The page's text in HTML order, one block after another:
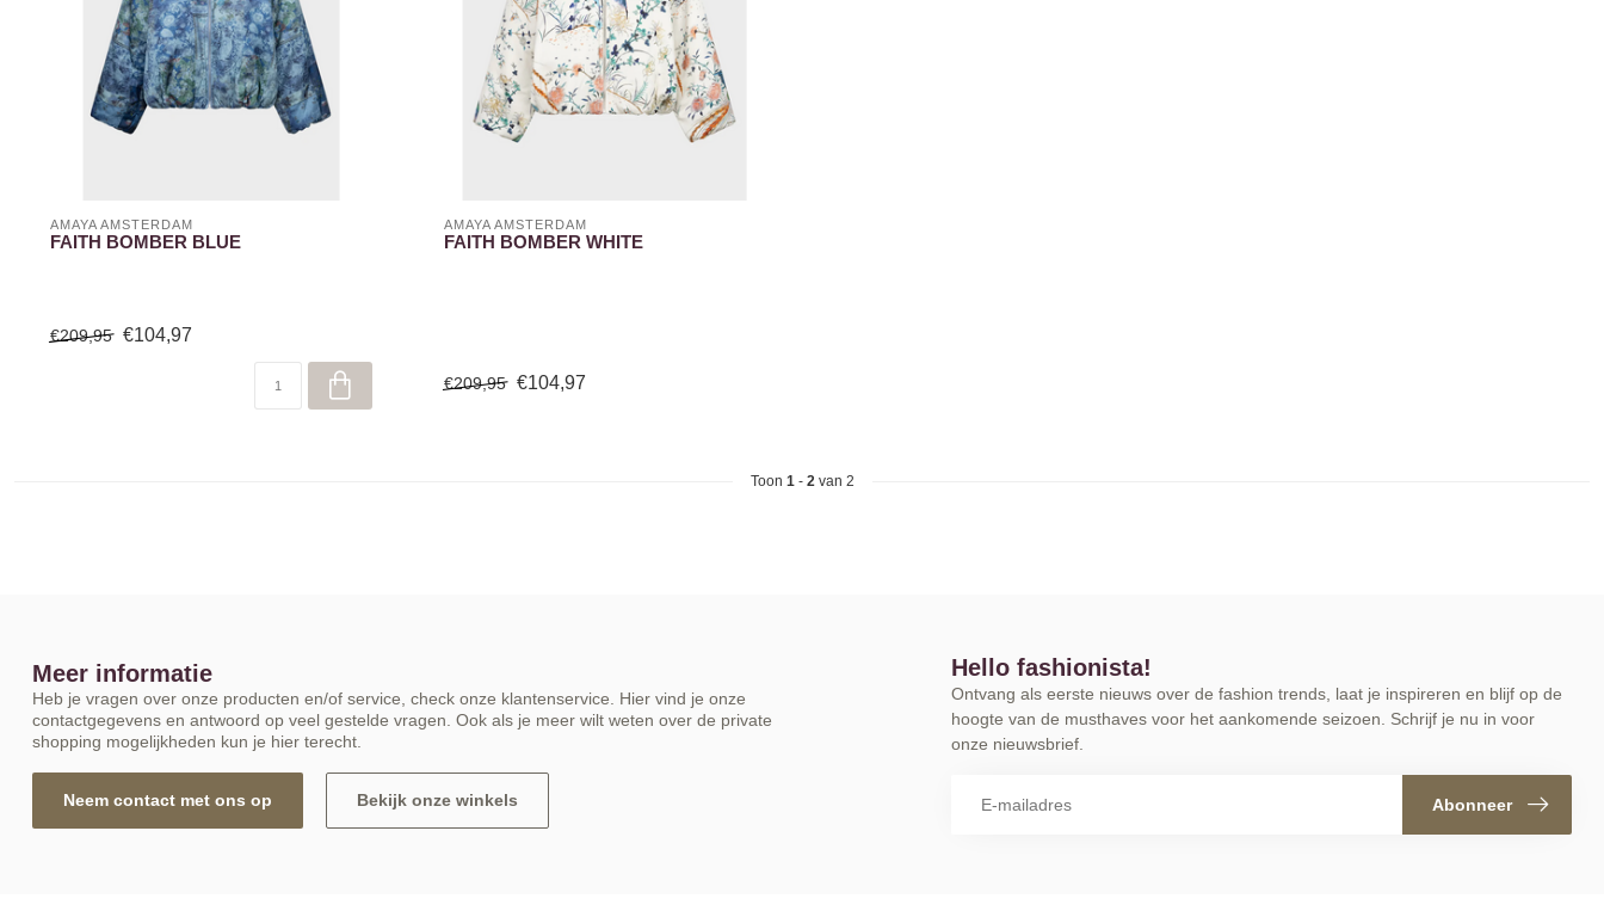
AMAYA AMSTERDAM
FAITH BOMBER BLUE
€209,95 €104,97
AMAYA AMSTERDAM
FAITH BOMBER WHITE
€209,95 €104,97
Toon 1- 2van 2
Meer informatie
Heb je vragen over onze producten en/of service, check onze klantenservice. Hier vind je onze
contactgegevens en antwoord op veel gestelde vragen. Ook als je meer wilt weten over de private
shopping mogelijkheden kun je hier terecht.
Neem contact met ons op Bekijk onze winkels
Hello fashionista!
Ontvang als eerste nieuws over de fashion trends, laat je inspireren en blijf op de
hoogte van de musthaves voor het aankomende seizoen. Schrijf je nu in voor
onze nieuwsbrief.
Abonneer